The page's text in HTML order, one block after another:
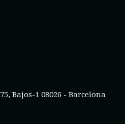
Bajos-1 08026 - Barcelona